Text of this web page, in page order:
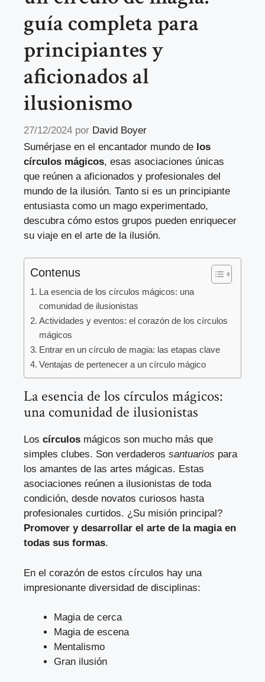
guía completa para
principiantes y
aficionados al
ilusionismo
27/12/2024 por David Boyer
Sumérjase en el encantador mundo de los
círculos mágicos, esas asociaciones únicas
que reúnen a aficionados y profesionales del
mundo de la ilusión. Tanto si es un principiante
entusiasta como un mago experimentado,
descubra cómo estos grupos pueden enriquecer
su viaje en el arte de la ilusión.
Contenus
La esencia de los círculos mágicos: una
comunidad de ilusionistas
Actividades y eventos: el corazón de los círculos
mágicos
Entrar en un círculo de magia: las etapas clave
Ventajas de pertenecer a un círculo mágico
La esencia de los círculos mágicos:
una comunidad de ilusionistas
Los círculos mágicos son mucho más que
simples clubes. Son verdaderos santuarios para
los amantes de las artes mágicas. Estas
asociaciones reúnen a ilusionistas de toda
condición, desde novatos curiosos hasta
profesionales curtidos. ¿Su misión principal?
Promover y desarrollar el arte de la magia en
todas sus formas.
En el corazón de estos círculos hay una
impresionante diversidad de disciplinas:
Magia de cerca
Magia de escena
Mentalismo
Gran ilusión